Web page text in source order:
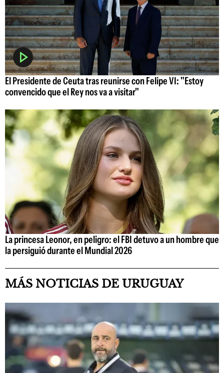
El Presidente de Ceuta tras reunirse con Felipe VI: "Estoy
convencido que el Rey nos va a visitar"
La princesa Leonor, en peligro: el FBI detuvo a un hombre que
la persiguió durante el Mundial 2026
MÁS NOTICIAS DE URUGUAY